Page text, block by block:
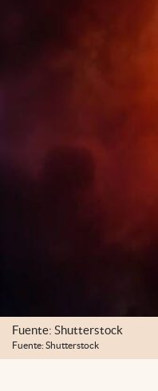
Fuente: Shutterstock
Fuente: Shutterstock